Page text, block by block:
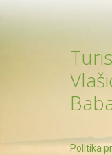
Politika